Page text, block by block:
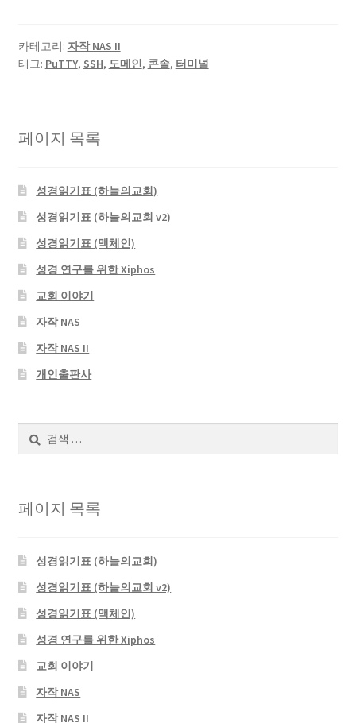
카테고리: 자작 NAS II
태그: PuTTY, SSH, 도메인, 콘솔, 터미널
페이지 목록
성경읽기표 (하늘의교회)
성경읽기표 (하늘의교회 v2)
성경읽기표 (맥체인)
성경 연구를 위한 Xiphos
교회 이야기
자작 NAS
자작 NAS II
개인출판사
페이지 목록
성경읽기표 (하늘의교회)
성경읽기표 (하늘의교회 v2)
성경읽기표 (맥체인)
성경 연구를 위한 Xiphos
교회 이야기
자작 NAS
자작 NAS II